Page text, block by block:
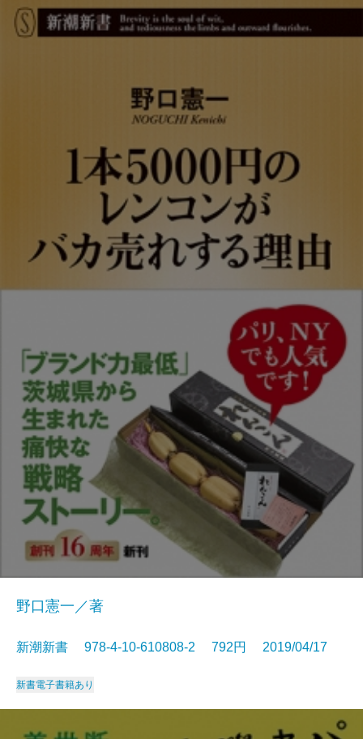
野口憲一／著
新潮新書 978-4-10-610808-2 792円 2019/04/17
新書電子書籍あり